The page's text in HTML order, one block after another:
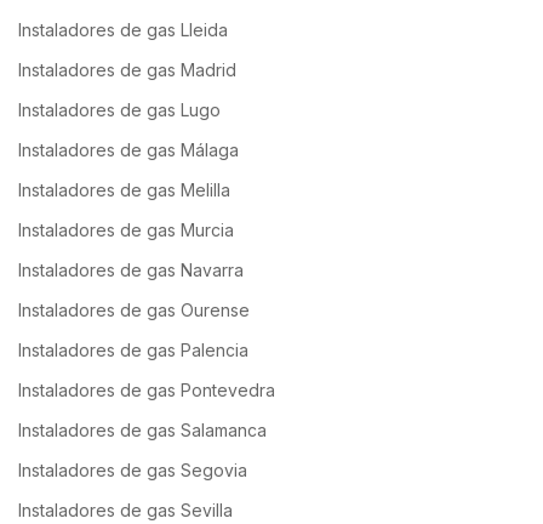
Instaladores de gas Lleida
Instaladores de gas Madrid
Instaladores de gas Lugo
Instaladores de gas Málaga
Instaladores de gas Melilla
Instaladores de gas Murcia
Instaladores de gas Navarra
Instaladores de gas Ourense
Instaladores de gas Palencia
Instaladores de gas Pontevedra
Instaladores de gas Salamanca
Instaladores de gas Segovia
Instaladores de gas Sevilla